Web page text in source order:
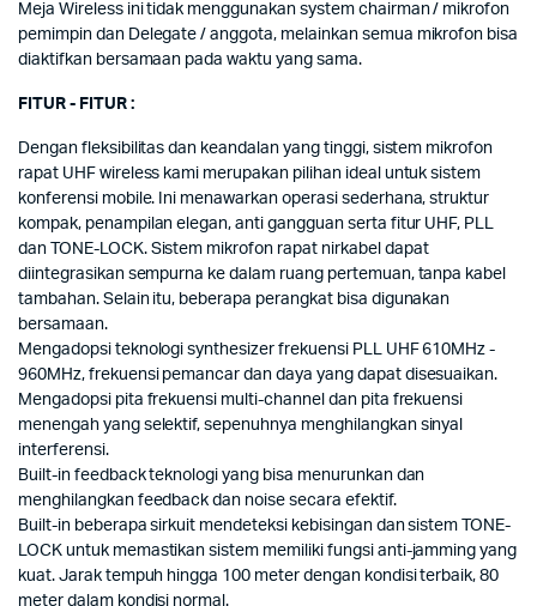
Meja Wireless ini tidak menggunakan system chairman / mikrofon
pemimpin dan Delegate / anggota, melainkan semua mikrofon bisa
diaktifkan bersamaan pada waktu yang sama.
FITUR - FITUR :
Dengan fleksibilitas dan keandalan yang tinggi, sistem mikrofon
rapat UHF wireless kami merupakan pilihan ideal untuk sistem
konferensi mobile. Ini menawarkan operasi sederhana, struktur
kompak, penampilan elegan, anti gangguan serta fitur UHF, PLL
dan TONE-LOCK. Sistem mikrofon rapat nirkabel dapat
diintegrasikan sempurna ke dalam ruang pertemuan, tanpa kabel
tambahan. Selain itu, beberapa perangkat bisa digunakan
bersamaan.
Mengadopsi teknologi synthesizer frekuensi PLL UHF 610MHz -
960MHz, frekuensi pemancar dan daya yang dapat disesuaikan.
Mengadopsi pita frekuensi multi-channel dan pita frekuensi
menengah yang selektif, sepenuhnya menghilangkan sinyal
interferensi.
Built-in feedback teknologi yang bisa menurunkan dan
menghilangkan feedback dan noise secara efektif.
Built-in beberapa sirkuit mendeteksi kebisingan dan sistem TONE-
LOCK untuk memastikan sistem memiliki fungsi anti-jamming yang
kuat. Jarak tempuh hingga 100 meter dengan kondisi terbaik, 80
meter dalam kondisi normal.